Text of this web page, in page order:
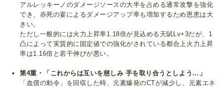
アルレッキーノのダメージソースの大半を占める通常攻撃を強化
でき、赤死の宴によるダメージアップ率も増加するため恩恵は大
きい。
ただし一般的には火力上昇率1.18倍が見込める天賦Lv+3だが、1
凸によって実質的に固定値での強化がされている都合上火力上昇
率は1.16倍と若干伸びが悪い。
第4重・「これからは互いを慈しみ 手を取り合うとしよう…」
「血償の勅令」を回収した時、元素爆発のCTが減少し、元素エネ